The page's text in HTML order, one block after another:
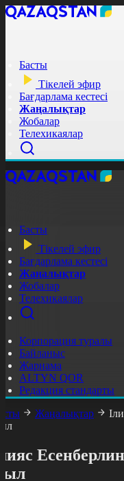
Басты
Тікелей эфир
Бағдарлама кестесі
Жаңалықтар
Жобалар
Телехикаялар
Басты
Тікелей эфир
Бағдарлама кестесі
Жаңалықтар
Жобалар
Телехикаялар
Корпорация туралы
Байланыс
Жарнама
ALTYN QOR
Редакция стандарты
Жаңалықтар